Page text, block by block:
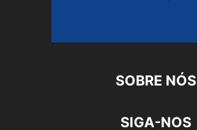
SOBRE NÓS
SIGA-NOS